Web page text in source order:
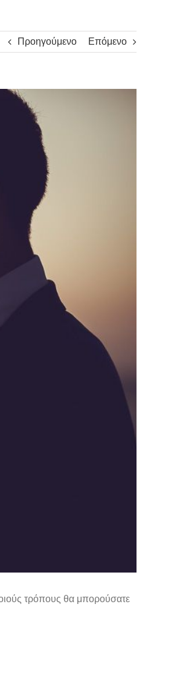
Προηγούμενο Επόμενο
τρόπους θα μπορούσατε